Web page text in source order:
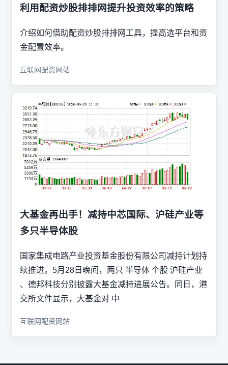
利用配资炒股排排网提升投资效率的策略
介绍如何借助配资炒股排排网工具，提高选平台和资
金配置效率。
互联网配资网站
大基金再出手！减持中芯国际、沪硅产业等
多只半导体股
国家集成电路产业投资基金股份有限公司减持计划持
续推进。5月28日晚间，两只 半导体 个股 沪硅产业
、德邦科技分别披露大基金减持进展公告。同日，港
交所文件显示，大基金对 中
互联网配资网站